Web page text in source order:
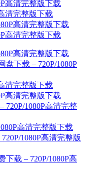
清完整版下载
高清完整版下载
高清完整版下载
盘下载 – 720P/1080P
清完整版下载
高清完整版下载
720P/1080P高清完整
高清完整版下载
1080P高清完整版
下载 – 720P/1080P高